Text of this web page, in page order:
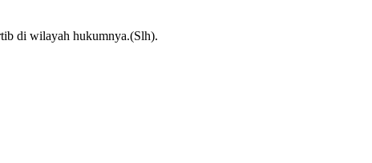
di wilayah hukumnya.(Slh).